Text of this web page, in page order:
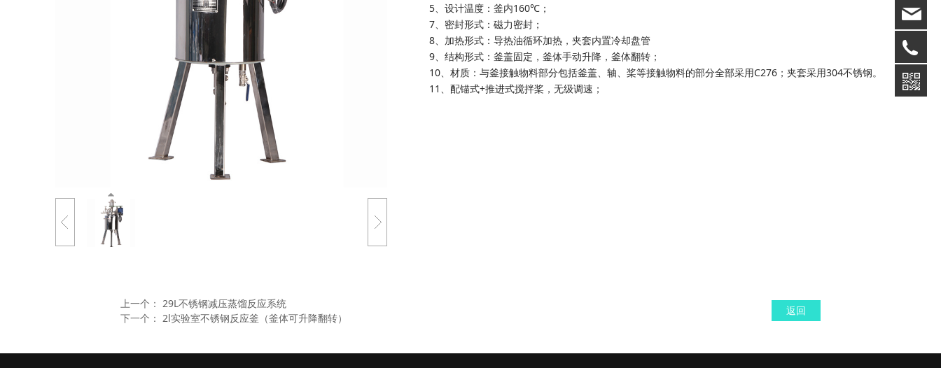
5、设计温度：釜内160℃；
7、密封形式：磁力密封；
8、加热形式：导热油循环加热，夹套内置冷却盘管
9、结构形式：釜盖固定，釜体手动升降，釜体翻转；
10、材质：与釜接触物料部分包括釜盖、轴、桨等接触物料的部分全部采用C276；夹套采用304不锈钢。
11、配锚式+推进式搅拌桨，无级调速；
上一个： 29L不锈钢减压蒸馏反应系统
下一个： 2l实验室不锈钢反应釜（釜体可升降翻转）
返回